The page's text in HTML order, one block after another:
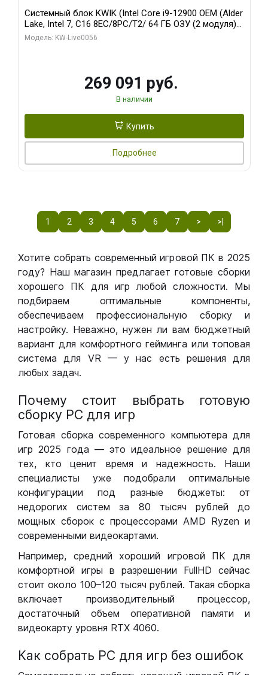
Системный блок KWIK (Intel Core i9-12900 OEM (Alder
Lake, Intel 7, C16 8EC/8PC/T2/ 64 ГБ ОЗУ (2 модуля)/
Palit RTX5080 INFINITY 3 OC 16GB GDDR7 256bit 3xDP
Модель: KW-Live0056
269 091 руб.
В наличии
Купить
Подробнее
1 2 3 4 5 6 7 > >|
Хотите собрать современный игровой ПК в 2025
году? Наш магазин предлагает готовые сборки
хорошего ПК для игр любой сложности. Мы
подбираем оптимальные компоненты,
обеспечиваем профессиональную сборку и
настройку. Неважно, нужен ли вам бюджетный
вариант для комфортного гейминга или топовая
система для VR — у нас есть решения для
любых задач.
Почему стоит выбрать готовую
сборку РС для игр
Готовая сборка современного компьютера для
игр 2025 года — это идеальное решение для
тех, кто ценит время и надежность. Наши
специалисты уже подобрали оптимальные
конфигурации под разные бюджеты: от
недорогих систем за 80 тысяч рублей до
мощных сборок с процессорами AMD Ryzen и
современными видеокартами.
Например, средний хороший игровой ПК для
комфортной игры в разрешении FullHD сейчас
стоит около 100–120 тысяч рублей. Такая сборка
включает производительный процессор,
достаточный объем оперативной памяти и
видеокарту уровня RTX 4060.
Как собрать РС для игр без ошибок